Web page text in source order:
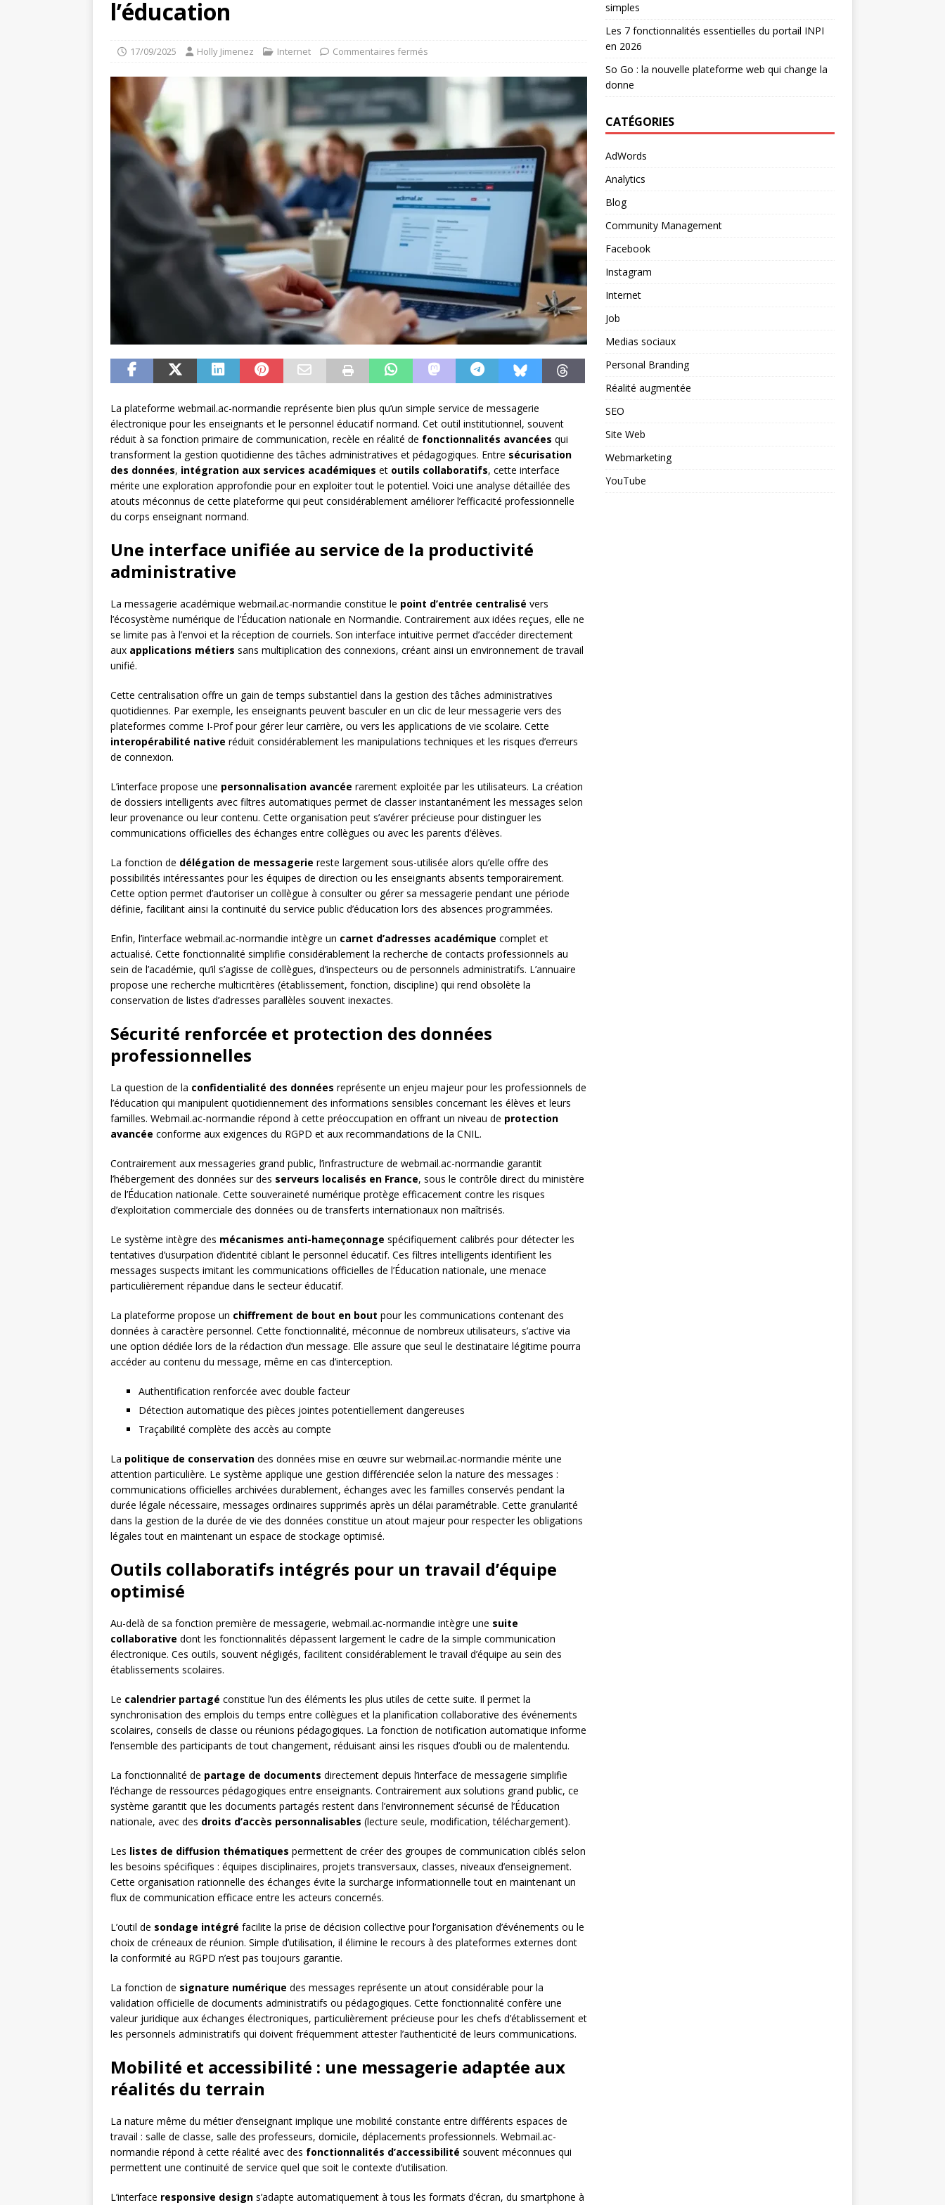
l’éducation
17/09/2025 Holly Jimenez Internet Commentaires fermés
La plateforme webmail.ac-normandie représente bien plus qu’un simple service de messagerie
électronique pour les enseignants et le personnel éducatif normand. Cet outil institutionnel, souvent
réduit à sa fonction primaire de communication, recèle en réalité de fonctionnalités avancées qui
transforment la gestion quotidienne des tâches administratives et pédagogiques. Entre sécurisation
des données, intégration aux services académiques et outils collaboratifs, cette interface
mérite une exploration approfondie pour en exploiter tout le potentiel. Voici une analyse détaillée des
atouts méconnus de cette plateforme qui peut considérablement améliorer l’efficacité professionnelle
du corps enseignant normand.
Une interface unifiée au service de la productivité
administrative
La messagerie académique webmail.ac-normandie constitue le point d’entrée centralisé vers
l’écosystème numérique de l’Éducation nationale en Normandie. Contrairement aux idées reçues, elle ne
se limite pas à l’envoi et la réception de courriels. Son interface intuitive permet d’accéder directement
aux applications métiers sans multiplication des connexions, créant ainsi un environnement de travail
unifié.
Cette centralisation offre un gain de temps substantiel dans la gestion des tâches administratives
quotidiennes. Par exemple, les enseignants peuvent basculer en un clic de leur messagerie vers des
plateformes comme I-Prof pour gérer leur carrière, ou vers les applications de vie scolaire. Cette
interopérabilité native réduit considérablement les manipulations techniques et les risques d’erreurs
de connexion.
L’interface propose une personnalisation avancée rarement exploitée par les utilisateurs. La création
de dossiers intelligents avec filtres automatiques permet de classer instantanément les messages selon
leur provenance ou leur contenu. Cette organisation peut s’avérer précieuse pour distinguer les
communications officielles des échanges entre collègues ou avec les parents d’élèves.
La fonction de délégation de messagerie reste largement sous-utilisée alors qu’elle offre des
possibilités intéressantes pour les équipes de direction ou les enseignants absents temporairement.
Cette option permet d’autoriser un collègue à consulter ou gérer sa messagerie pendant une période
définie, facilitant ainsi la continuité du service public d’éducation lors des absences programmées.
Enfin, l’interface webmail.ac-normandie intègre un carnet d’adresses académique complet et
actualisé. Cette fonctionnalité simplifie considérablement la recherche de contacts professionnels au
sein de l’académie, qu’il s’agisse de collègues, d’inspecteurs ou de personnels administratifs. L’annuaire
propose une recherche multicritères (établissement, fonction, discipline) qui rend obsolète la
conservation de listes d’adresses parallèles souvent inexactes.
Sécurité renforcée et protection des données
professionnelles
La question de la confidentialité des données représente un enjeu majeur pour les professionnels de
l’éducation qui manipulent quotidiennement des informations sensibles concernant les élèves et leurs
familles. Webmail.ac-normandie répond à cette préoccupation en offrant un niveau de protection
avancée conforme aux exigences du RGPD et aux recommandations de la CNIL.
Contrairement aux messageries grand public, l’infrastructure de webmail.ac-normandie garantit
l’hébergement des données sur des serveurs localisés en France, sous le contrôle direct du ministère
de l’Éducation nationale. Cette souveraineté numérique protège efficacement contre les risques
d’exploitation commerciale des données ou de transferts internationaux non maîtrisés.
Le système intègre des mécanismes anti-hameçonnage spécifiquement calibrés pour détecter les
tentatives d’usurpation d’identité ciblant le personnel éducatif. Ces filtres intelligents identifient les
messages suspects imitant les communications officielles de l’Éducation nationale, une menace
particulièrement répandue dans le secteur éducatif.
La plateforme propose un chiffrement de bout en bout pour les communications contenant des
données à caractère personnel. Cette fonctionnalité, méconnue de nombreux utilisateurs, s’active via
une option dédiée lors de la rédaction d’un message. Elle assure que seul le destinataire légitime pourra
accéder au contenu du message, même en cas d’interception.
Authentification renforcée avec double facteur
Détection automatique des pièces jointes potentiellement dangereuses
Traçabilité complète des accès au compte
La politique de conservation des données mise en œuvre sur webmail.ac-normandie mérite une
attention particulière. Le système applique une gestion différenciée selon la nature des messages :
communications officielles archivées durablement, échanges avec les familles conservés pendant la
durée légale nécessaire, messages ordinaires supprimés après un délai paramétrable. Cette granularité
dans la gestion de la durée de vie des données constitue un atout majeur pour respecter les obligations
légales tout en maintenant un espace de stockage optimisé.
Outils collaboratifs intégrés pour un travail d’équipe
optimisé
Au-delà de sa fonction première de messagerie, webmail.ac-normandie intègre une suite
collaborative dont les fonctionnalités dépassent largement le cadre de la simple communication
électronique. Ces outils, souvent négligés, facilitent considérablement le travail d’équipe au sein des
établissements scolaires.
Le calendrier partagé constitue l’un des éléments les plus utiles de cette suite. Il permet la
synchronisation des emplois du temps entre collègues et la planification collaborative des événements
scolaires, conseils de classe ou réunions pédagogiques. La fonction de notification automatique informe
l’ensemble des participants de tout changement, réduisant ainsi les risques d’oubli ou de malentendu.
La fonctionnalité de partage de documents directement depuis l’interface de messagerie simplifie
l’échange de ressources pédagogiques entre enseignants. Contrairement aux solutions grand public, ce
système garantit que les documents partagés restent dans l’environnement sécurisé de l’Éducation
nationale, avec des droits d’accès personnalisables (lecture seule, modification, téléchargement).
Les listes de diffusion thématiques permettent de créer des groupes de communication ciblés selon
les besoins spécifiques : équipes disciplinaires, projets transversaux, classes, niveaux d’enseignement.
Cette organisation rationnelle des échanges évite la surcharge informationnelle tout en maintenant un
flux de communication efficace entre les acteurs concernés.
L’outil de sondage intégré facilite la prise de décision collective pour l’organisation d’événements ou le
choix de créneaux de réunion. Simple d’utilisation, il élimine le recours à des plateformes externes dont
la conformité au RGPD n’est pas toujours garantie.
La fonction de signature numérique des messages représente un atout considérable pour la
validation officielle de documents administratifs ou pédagogiques. Cette fonctionnalité confère une
valeur juridique aux échanges électroniques, particulièrement précieuse pour les chefs d’établissement et
les personnels administratifs qui doivent fréquemment attester l’authenticité de leurs communications.
Mobilité et accessibilité : une messagerie adaptée aux
réalités du terrain
La nature même du métier d’enseignant implique une mobilité constante entre différents espaces de
travail : salle de classe, salle des professeurs, domicile, déplacements professionnels. Webmail.ac-
normandie répond à cette réalité avec des fonctionnalités d’accessibilité souvent méconnues qui
permettent une continuité de service quel que soit le contexte d’utilisation.
L’interface responsive design s’adapte automatiquement à tous les formats d’écran, du smartphone à
simples
Les 7 fonctionnalités essentielles du portail INPI
en 2026
So Go : la nouvelle plateforme web qui change la
donne
CATÉGORIES
AdWords
Analytics
Blog
Community Management
Facebook
Instagram
Internet
Job
Medias sociaux
Personal Branding
Réalité augmentée
SEO
Site Web
Webmarketing
YouTube